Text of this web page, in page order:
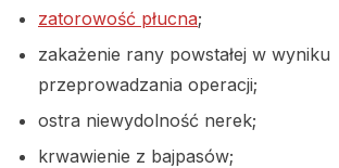
zatorowość płucna;
zakażenie rany powstałej w wyniku
przeprowadzania operacji;
ostra niewydolność nerek;
krwawienie z bajpasów;